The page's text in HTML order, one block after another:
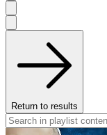
Return to results